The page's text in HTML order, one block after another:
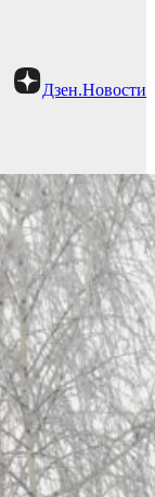
Дзен.Новости